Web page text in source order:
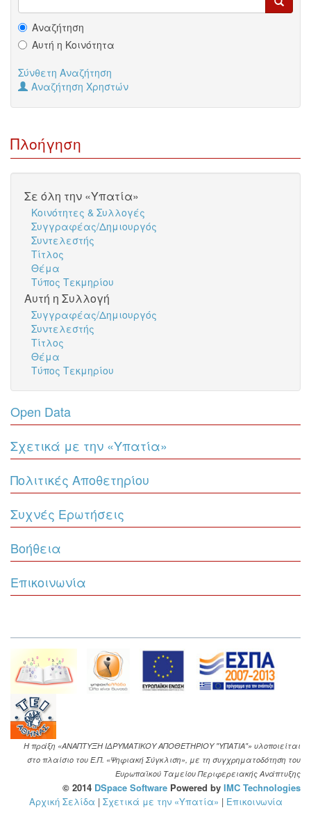
Αναζήτηση
Αυτή η Κοινότητα
Σύνθετη Αναζήτηση
Αναζήτηση Χρηστών
Πλοήγηση
Σε όλη την «Υπατία»
Κοινότητες & Συλλογές
Συγγραφέας/Δημιουργός
Συντελεστής
Τίτλος
Θέμα
Τύπος Τεκμηρίου
Αυτή η Συλλογή
Συγγραφέας/Δημιουργός
Συντελεστής
Τίτλος
Θέμα
Τύπος Τεκμηρίου
Open Data
Σχετικά με την «Υπατία»
Πολιτικές Αποθετηρίου
Συχνές Ερωτήσεις
Βοήθεια
Επικοινωνία
Η πράξη «ΑΝΑΠΤΥΞΗ ΙΔΡΥΜΑΤΙΚΟΥ ΑΠΟΘΕΤΗΡΙΟΥ "ΥΠΑΤΙΑ"» υλοποιείται
στο πλαίσιο του Ε.Π. «Ψηφιακή Σύγκλιση», με τη συγχρηματοδότηση του
Ευρωπαϊκού Ταμείου Περιφερειακής Ανάπτυξης
© 2014 DSpace Software Powered by IMC Technologies
Αρχική Σελίδα | Σχετικά με την «Υπατία» | Επικοινωνία